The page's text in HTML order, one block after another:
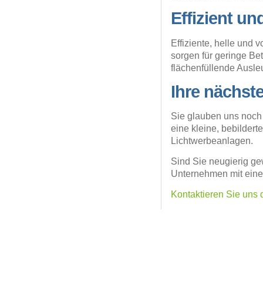
Effizient
Effiziente, helle und
sorgen für geringe
flächenfüllende
Ihre
Sie glauben uns
eine kleine,
Lichtwerbeanlagen.
Sind Sie neugierig
Unternehmen mit
Kontaktieren Sie uns